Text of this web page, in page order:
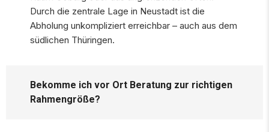
Durch die zentrale Lage in Neustadt ist die
Abholung unkompliziert erreichbar – auch aus dem
südlichen Thüringen.
Bekomme ich vor Ort Beratung zur richtigen
Rahmengröße?